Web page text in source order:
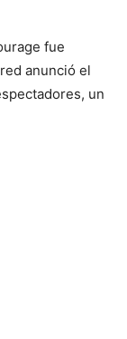
fue
anunció el
un